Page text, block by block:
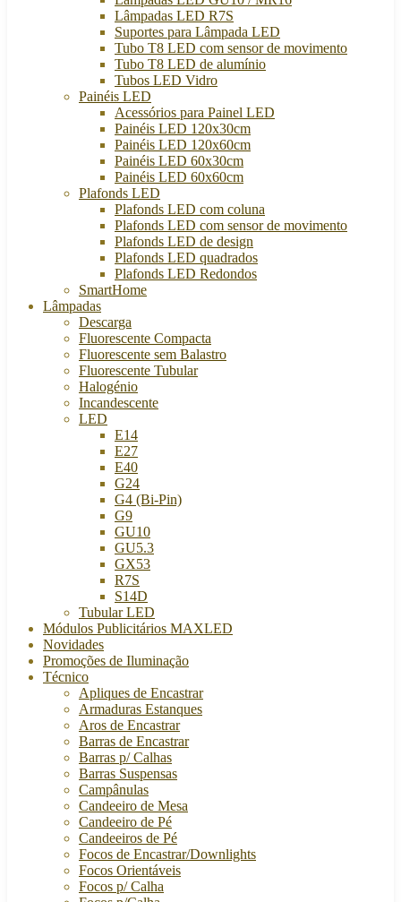
Lâmpadas LED R7S
Suportes para Lâmpada LED
Tubo T8 LED com sensor de movimento
Tubo T8 LED de alumínio
Tubos LED Vidro
Painéis LED
Acessórios para Painel LED
Painéis LED 120x30cm
Painéis LED 120x60cm
Painéis LED 60x30cm
Painéis LED 60x60cm
Plafonds LED
Plafonds LED com coluna
Plafonds LED com sensor de movimento
Plafonds LED de design
Plafonds LED quadrados
Plafonds LED Redondos
SmartHome
Lâmpadas
Descarga
Fluorescente Compacta
Fluorescente sem Balastro
Fluorescente Tubular
Halogénio
Incandescente
LED
E14
E27
E40
G24
G4 (Bi-Pin)
G9
GU10
GU5.3
GX53
R7S
S14D
Tubular LED
Módulos Publicitários MAXLED
Novidades
Promoções de Iluminação
Técnico
Apliques de Encastrar
Armaduras Estanques
Aros de Encastrar
Barras de Encastrar
Barras p/ Calhas
Barras Suspensas
Campânulas
Candeeiro de Mesa
Candeeiro de Pé
Candeeiros de Pé
Focos de Encastrar/Downlights
Focos Orientáveis
Focos p/ Calha